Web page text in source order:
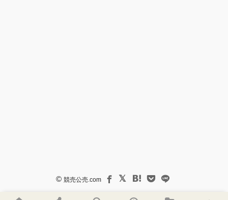
© 競売公売.com